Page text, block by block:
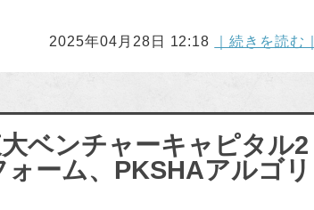
2025年04月28日 12:18 ｜続きを読む｜
ベンチャーキャピタル2
ーム、PKSHAアルゴリ